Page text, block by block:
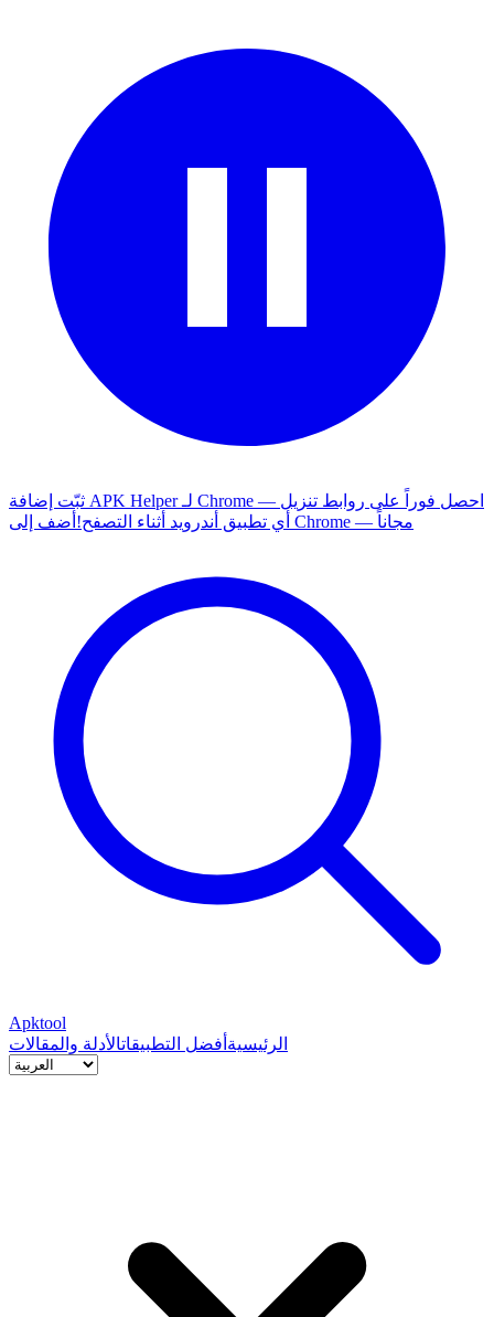
ثبّت إضافة APK Helper لـ Chrome — احصل فوراً على روابط تنزيل
أي تطبيق أندرويد أثناء التصفح!
أضف إلى Chrome — مجاناً
Apktool
الرئيسية أفضل التطبيقاتالأدلة والمقالات